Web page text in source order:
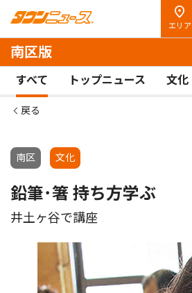
エリア
南区版
すべて トップニュース 文化
戻る
南区 文化
鉛筆･箸 持ち方学ぶ
井土ヶ谷で講座